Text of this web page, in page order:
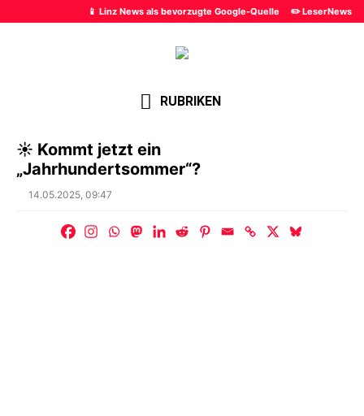
📱 Linz News als bevorzugte Google-Quelle ✏️ LeserNews
RUBRIKEN
☀️ Kommt jetzt ein
„Jahrhundertsommer“?
Posted
14.05.2025, 09:47